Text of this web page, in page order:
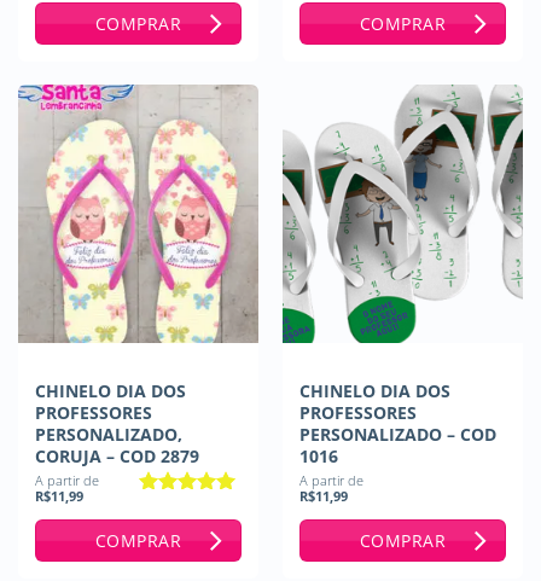
COMPRAR de 5
COMPRAR
CHINELO DIA DOS
PROFESSORES
PERSONALIZADO,
CORUJA – COD 2879
A partir de
R$11,99
COMPRAR
CHINELO DIA DOS
PROFESSORES
PERSONALIZADO – COD
1016
A partir de
R$11,99
COMPRAR